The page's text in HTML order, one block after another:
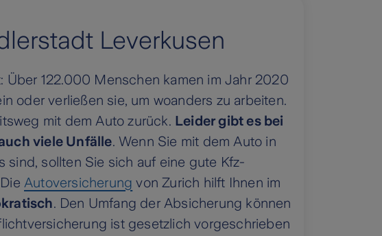
Leverkusen
Über 122.000 Menschen kamen im Jahr 2020
oder verließen sie, um woanders zu arbeiten.
mit dem Auto zurück. Leider gibt es bei
viele Unfälle. Wenn Sie mit dem Auto in
sind, sollten Sie sich auf eine gute Kfz-
Autoversicherung von Zurich hilft Ihnen im
. Den Umfang der Absicherung können
ist gesetzlich vorgeschrieben